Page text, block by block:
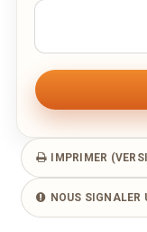
IMPRIMER
NOUS SIGNALER